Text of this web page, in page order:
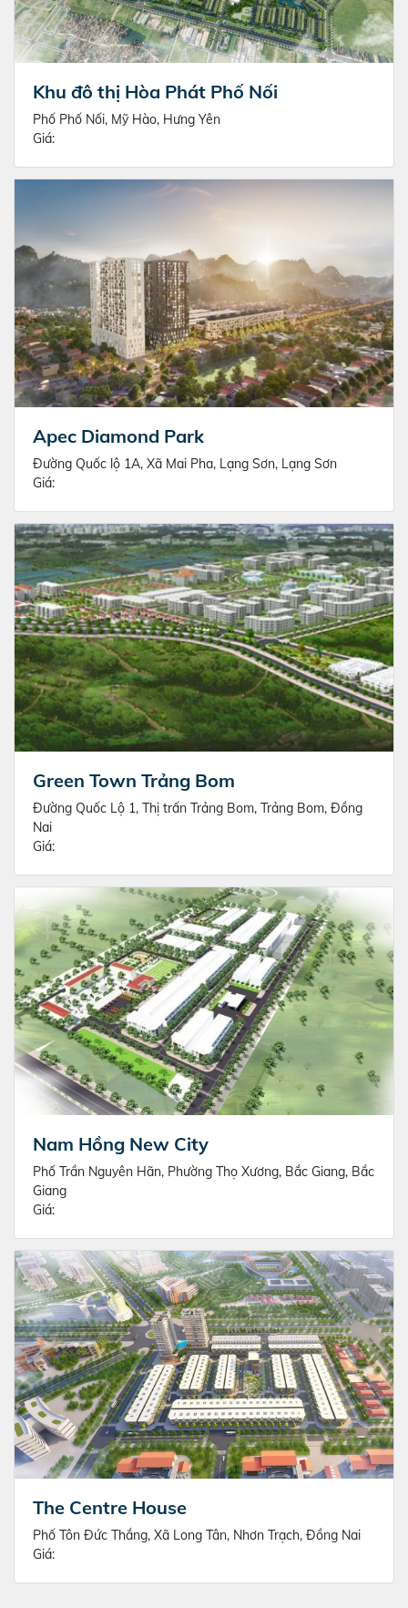
Khu đô thị Hòa Phát Phố Nối
Phố Phố Nối, Mỹ Hào, Hưng Yên
Giá:
Apec Diamond Park
Đường Quốc lộ 1A, Xã Mai Pha, Lạng Sơn, Lạng Sơn
Giá:
Green Town Trảng Bom
Đường Quốc Lộ 1, Thị trấn Trảng Bom, Trảng Bom, Đồng
Nai
Giá:
Nam Hồng New City
Phố Trần Nguyên Hãn, Phường Thọ Xương, Bắc Giang, Bắc
Giang
Giá:
The Centre House
Phố Tôn Đức Thắng, Xã Long Tân, Nhơn Trạch, Đồng Nai
Giá: